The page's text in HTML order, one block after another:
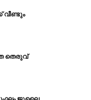
വീണ്ടും
തെരുവ്